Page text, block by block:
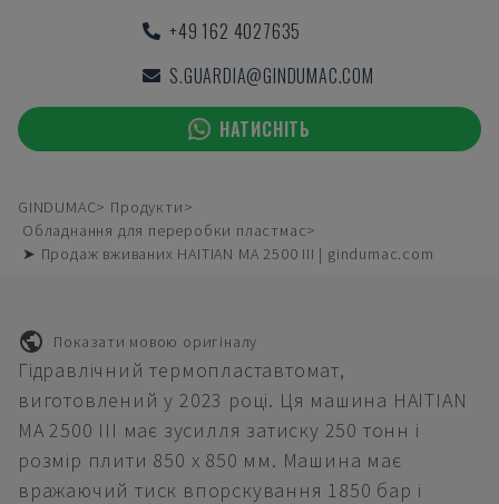
+49 162 4027635
S.GUARDIA@GINDUMAC.COM
НАТИСНІТЬ
GINDUMAC
Продукти
Обладнання для переробки пластмас
➤ Продаж вживаних HAITIAN MA 2500 III | gindumac.com
Показати мовою оригіналу
Гідравлічний термопластавтомат,
виготовлений у 2023 році. Ця машина HAITIAN
MA 2500 III має зусилля затиску 250 тонн і
розмір плити 850 x 850 мм. Машина має
вражаючий тиск впорскування 1850 бар і